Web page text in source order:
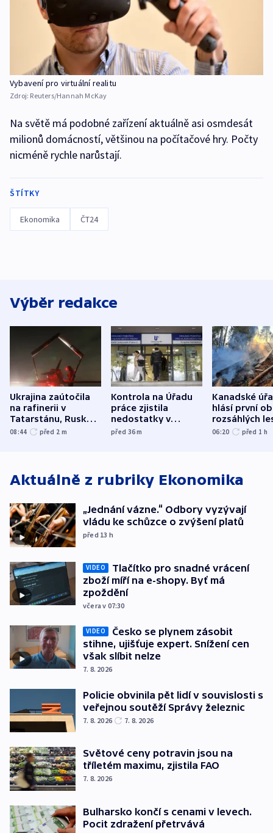
Vybavení pro virtuální realitu
Zdroj: Reuters/Hannah McKay
Na světě má podobné zařízení aktuálně asi osmdesát
milionů domácností, většinou na počítačové hry. Počty
nicméně rychle narůstají.
ŠTÍTKY
Ekonomika ČT24
Výběr redakce
Ukrajina zaútočila
na rafinerii v
Tatarstánu, Rusko
udeřilo na Sumy a
08:44 před 2 m
Kontrola na Úřadu
práce zjistila
nedostatky v
účetnictví za 5,6
před 36m
Kanadské
hlásí první
rozsáhlých
požárů
06:20 před 1 h
Aktuálně z rubriky Ekonomika
„Jednání vázne.“ Odbory vyzývají
vládu ke schůzce o zvýšení platů
před 13 h
VIDEO
Tlačítko pro snadné vrácení
zboží míří na e-shopy. Byť má
zpoždění
včera v 07:30
VIDEO
Česko se plynem zásobit
stihne, ujišťuje expert. Snížení cen
však slíbit nelze
7. 8. 2026
Policie obvinila pět lidí v souvislosti s
veřejnou soutěží Správy železnic
7. 8. 2026 7. 8. 2026
Světové ceny potravin jsou na
tříletém maximu, zjistila FAO
7. 8. 2026
Bulharsko končí s cenami v levech.
Pocit zdražení přetrvává